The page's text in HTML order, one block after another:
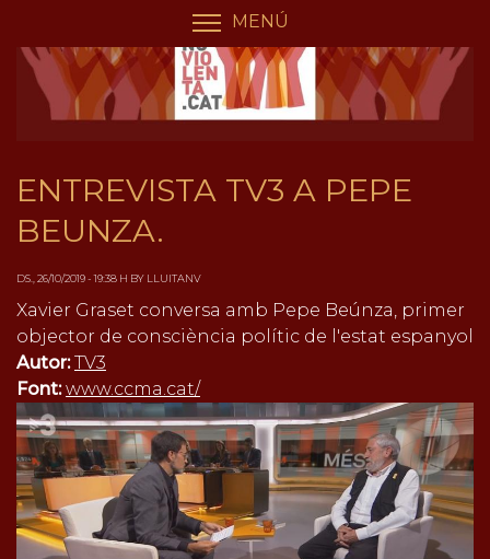
contingut
MENÚ
ENTREVISTA TV3 A PEPE
BEUNZA.
DS., 26/10/2019 - 19:38 H BY LLUITANV
Xavier Graset conversa amb Pepe Beúnza, primer
objector de consciència polític de l'estat espanyol
Autor:TV3
Font:www.ccma.cat/
Panell de gestió de galetes